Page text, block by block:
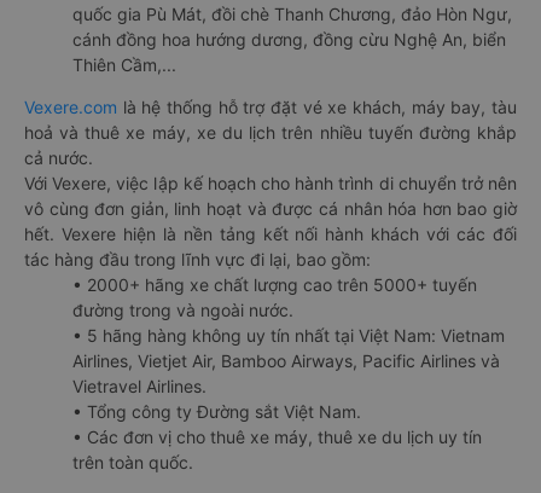
quốc gia Pù Mát, đồi chè Thanh Chương, đảo Hòn Ngư,
cánh đồng hoa hướng dương, đồng cừu Nghệ An, biển
Thiên Cầm,...
Vexere.com là hệ thống hỗ trợ đặt vé xe khách, máy bay, tàu
hoả và thuê xe máy, xe du lịch trên nhiều tuyến đường khắp
cả nước.
Với Vexere, việc lập kế hoạch cho hành trình di chuyển trở nên
vô cùng đơn giản, linh hoạt và được cá nhân hóa hơn bao giờ
hết. Vexere hiện là nền tảng kết nối hành khách với các đối
tác hàng đầu trong lĩnh vực đi lại, bao gồm:
• 2000+ hãng xe chất lượng cao trên 5000+ tuyến
đường trong và ngoài nước.
• 5 hãng hàng không uy tín nhất tại Việt Nam: Vietnam
Airlines, Vietjet Air, Bamboo Airways, Pacific Airlines và
Vietravel Airlines.
• Tổng công ty Đường sắt Việt Nam.
• Các đơn vị cho thuê xe máy, thuê xe du lịch uy tín
trên toàn quốc.